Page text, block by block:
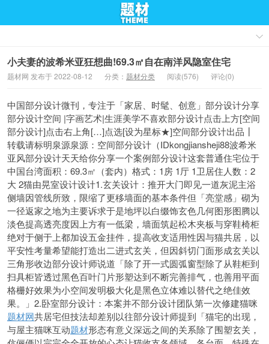
小夫妻的波希米亚狂想曲!69.3㎡自在南洋风隐室住宅
题材网 发布于 2022-08-12 分类： 题材分类 阅读(576) 评论(0)
中国部分设计微刊，专注于「家居、时髦、创意」部分设计分享
部分设计空间 |字画艺术|生涯美学不喜欢部分设计点击上方[空间
部分设计]点击右上角[…]点选[设为星标★]空间部分设计出品┃
转载请标明泉源泉源：空间部分设计（IDkongjiansheji88波希米
亚风部分设计天天给你分享一个案例部分设计这套普通住宅位于
中国台湾面积：69.3㎡（套内）格式：1房 1厅 1卫居住人数：2
大 2猫由晃室设计设计1.玄关设计：推开大门即见一道灰泥主浴
侧墙因管线所致，限缩了更移墙面的基本条件但「亮堂感」砌为
一径返家之地为主要诉求于是地坪以白缀饰玄色几何图形图腾以
淡色提高透亮度因上方有一低梁，墙面筑起松木夹板与穿鞋椅柜
绝对于侧于上都加设五金挂件，提高收支适用性因与猫共居，以
平安性考量希望能打造出二进式玄关，但因斜切门面形成玄关以
三角形收边部分设计师说道「除了开一式圆弧窗型除了从鞋柜到
扫具柜皆透过黑色百叶门片形塑达到不断完善排气，也善用平面
格栅好效果为小空间发明极大化是黑色立体难以替代之绝佳效
果。」2.卧室部分设计：本案并不部分设计团队第一次修建猫咪
题材网共居宅但技法却差别以往部分设计师提到「猫宅的出现，
与屋主猫咪互动题材形态有意义深远之间的关系除了围塑玄关，